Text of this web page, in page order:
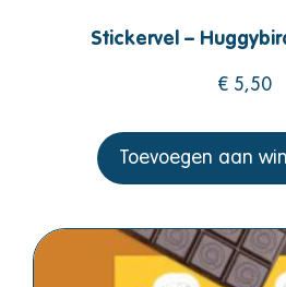
Stickervel –
€ 5,50
Toevoegen aan